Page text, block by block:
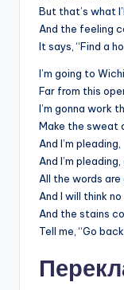
But that’s what
And the feeling
It says, “Find a
I’m going to
Far from this
I’m gonna work
Make the sweat
And I’m pleading,
And I’m
All the words
And I will think no
And the stains
Tell me, “Go